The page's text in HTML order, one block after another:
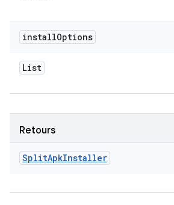
installOptions
List
Retours
SplitApkInstaller